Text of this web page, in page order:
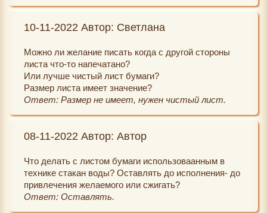
10-11-2022 Автор: Светлана
Можно ли желание писать когда с другой стороны
листа что-то напечатано?
Или лучше чистый лист бумаги?
Размер листа имеет значение?
Ответ: Размер не имеет, нужен чистый лист.
08-11-2022 Автор: Автор
Что делать с листом бумаги использоваанным в
технике стакан воды? Оставлять до исполнения- до
привлечения желаемого или сжигать?
Ответ: Оставлять.